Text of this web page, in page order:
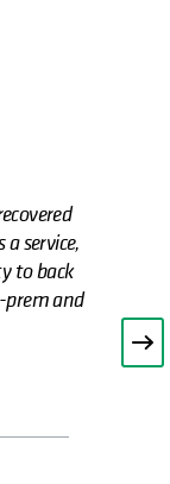
Azure